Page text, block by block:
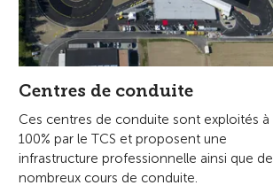
Centres de conduite
Ces centres de conduite sont exploités à
100% par le TCS et proposent une
infrastructure professionnelle ainsi que de
nombreux cours de conduite.